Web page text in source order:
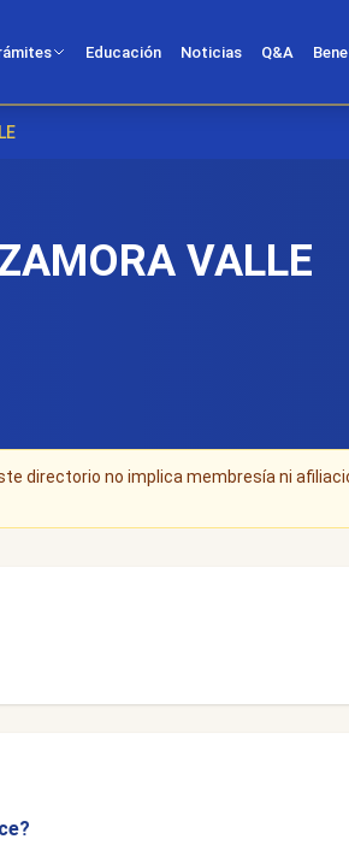
Educación Noticias Q&A
VALLE
directorio no implica membresía ni